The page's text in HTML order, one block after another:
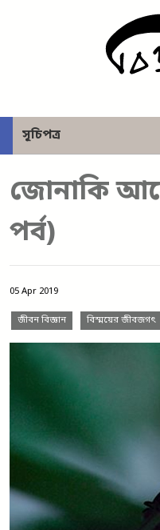
সূচিপত্র
জোনাকি
পর্ব)
05 Apr 2019
জীবন বিজ্ঞান বিস্ময়ের জীবজগৎ